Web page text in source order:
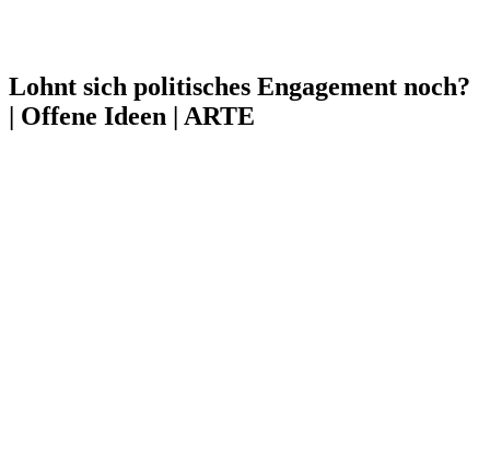
Lohnt sich politisches Engagement noch?
| Offene Ideen | ARTE